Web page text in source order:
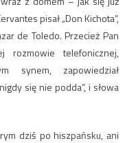
pisał „Don Kichota”,
de Toledo. Przecież Pan
rozmowie telefonicznej,
synem, zapowiedział
się nie podda”, i słowa
dziś po hiszpańsku, ani